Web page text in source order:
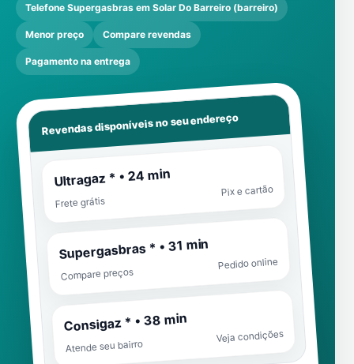
Telefone Supergasbras em Solar Do Barreiro (barreiro)
Menor preço Compare revendas
Pagamento na entrega
Revendas disponíveis no seu endereço
Ultragaz * • 24 min
Frete grátis
Pix e cartão
Supergasbras * • 31 min
Compare preços
Pedido online
Consigaz * • 38 min
Atende seu bairro
Veja condições